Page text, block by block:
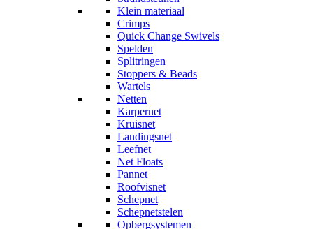
Klein materiaal
Crimps
Quick Change Swivels
Spelden
Splitringen
Stoppers & Beads
Wartels
Netten
Karpernet
Kruisnet
Landingsnet
Leefnet
Net Floats
Pannet
Roofvisnet
Schepnet
Schepnetstelen
Opbergsystemen